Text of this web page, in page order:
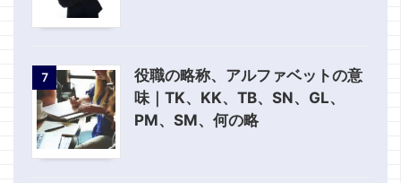
7
役職の略称、アルファベットの意
味｜TK、KK、TB、SN、GL、
PM、SM、何の略